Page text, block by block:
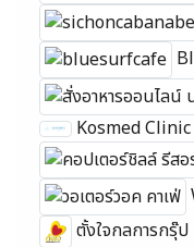
Kosmed Clinic
ตั้งใจกลการกรุ๊ป